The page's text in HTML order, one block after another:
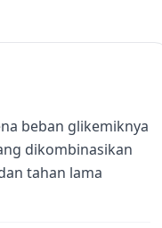
beban glikemiknya
dikombinasikan
tahan lama